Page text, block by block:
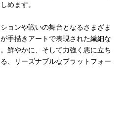
めます。
ョンや戦いの舞台となるさまざま
手描きアートで表現された繊細な
鮮やかに、そして力強く悪に立ち
、リーズナブルなプラットフォー